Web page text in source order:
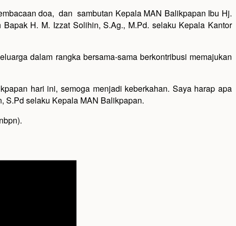
doa, dan sambutan Kepala MAN Balikpapan Ibu Hj.
H. M. Izzat Solihin, S.Ag., M.Pd. selaku Kepala Kantor
dalam rangka bersama-sama berkontribusi memajukan
hari ini, semoga menjadi keberkahan. Saya harap apa
S.Pd selaku Kepala MAN Balikpapan.